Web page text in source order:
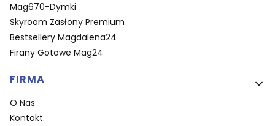
Mag670-Dymki
Skyroom Zasłony Premium
Bestsellery Magdalena24
Firany Gotowe Mag24
FIRMA
O Nas
Kontakt.